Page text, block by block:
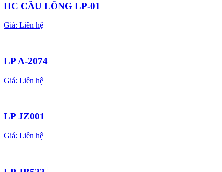
HC CẦU LÔNG LP-01
Giá: Liên hệ
LP A-2074
Giá: Liên hệ
LP JZ001
Giá: Liên hệ